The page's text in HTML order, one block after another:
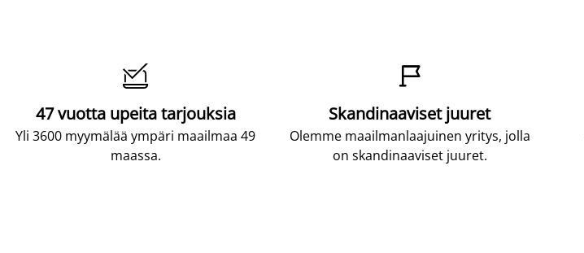

47 vuotta upeita tarjouksia
Yli 3600 myymälää ympäri maailmaa 49
maassa.

Skandinaaviset juuret
Olemme maailmanlaajuinen yritys, jolla
on skandinaaviset juuret.